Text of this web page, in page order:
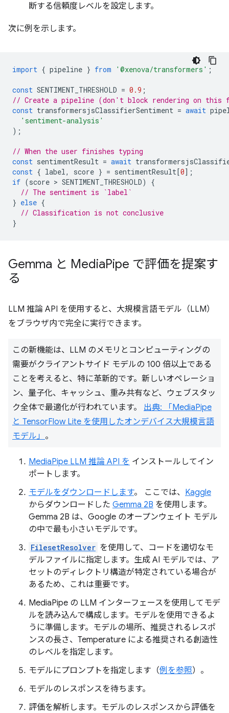
断する信頼度レベルを設定します。
次に例を示します。
import { pipeline } from '@xenova/transformers' ;
const SENTIMENT_THRESHOLD = 0.9 ;
// Create a pipeline (don't block rendering on this
const transformersjsClassifierSentiment = await
'sentiment-analysis'
);
// When the user finishes typing
const sentimentResult = await
const { label , score } = sentimentResult[0];
if (score > SENTIMENT_THRESHOLD)
{
// The sentiment is `label`
} else {
// Classification is not conclusive
}
Gemma と MediaPipe で評価を提案す
る
LLM 推論 API を使用すると、大規模言語モデル（LLM）
をブラウザ内で完全に実行できます。
この新機能は、LLM のメモリとコンピューティングの
需要がクライアントサイド モデルの 100 倍以上である
ことを考えると、特に革新的です。新しいオペレーショ
ン、量子化、キャッシュ、重み共有など、ウェブスタッ
ク全体で最適化が行われています。 出典: 「MediaPipe
と TensorFlow Lite を使用したオンデバイス大規模言語
モデル」 。
MediaPipe LLM 推論 API を インストールしてイン
ポートします。
モデルをダウンロードします。 ここでは、 Kaggle
からダウンロードした Gemma 2B を使用します。
Gemma 2B は、Google のオープンウェイト モデル
の中で最も小さいモデルです。
FilesetResolver を使用して、コードを適切なモ
デルファイルに指定します。生成 AI モデルでは、ア
セットのディレクトリ構造が特定されている場合が
あるため、これは重要です。
MediaPipe の LLM インターフェースを使用してモデ
ルを読み込んで構成します。モデルを使用できるよ
うに準備します。モデルの場所、推奨されるレスポ
ンスの長さ、Temperature による推奨される創造性
のレベルを指定します。
モデルにプロンプトを指定します（例を参照）。
モデルのレスポンスを待ちます。
評価を解析します。モデルのレスポンスから評価を